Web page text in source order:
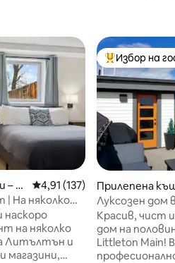
– Л
Средна оценка: 4,91 от 5,
4,91 (137)
| На няколко
Литълтън
на няколко
Литълтън и
магазини,
Най-Избор на
Прилепена
тън
Луксозен дом
главната
планината
Красив, чист
дом на
Littleton Main!